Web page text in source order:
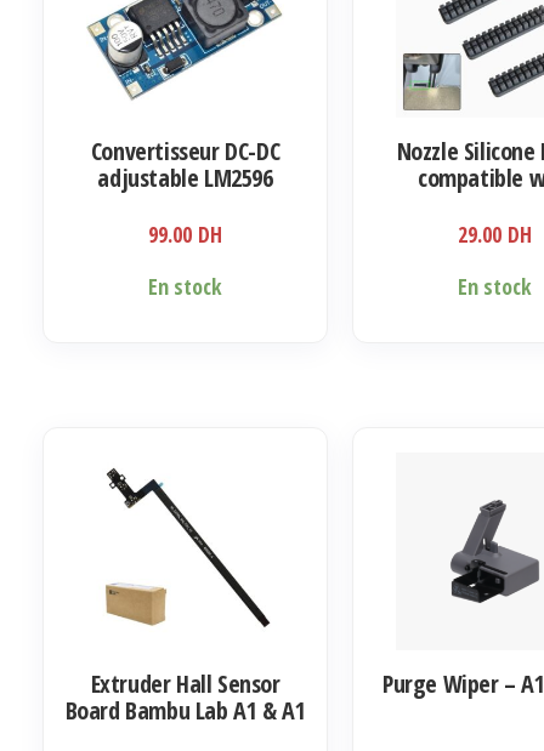
Convertisseur DC-DC
adjustable LM2596
99.00 DH
En stock
Nozzle Silicone
compatible
29.00 DH
En stock
Extruder Hall Sensor
Board Bambu Lab A1 & A1
Purge Wiper –